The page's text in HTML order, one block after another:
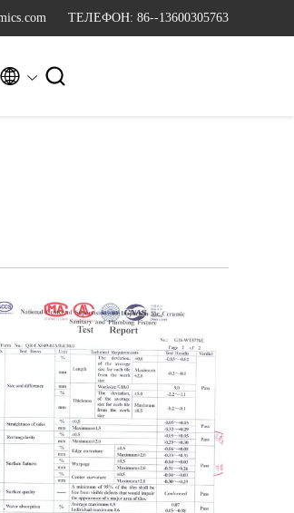
ТЕЛЕФОН: 86--13600305763
 